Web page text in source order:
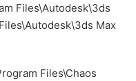
Files\Autodesk\3ds
Max
Files\Chaos